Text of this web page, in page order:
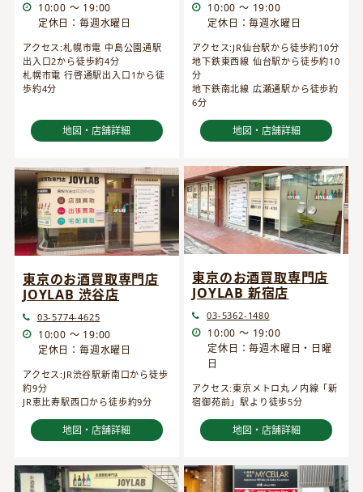
10:00 ～ 19:00
定休日：毎週水曜日
アクセス:札幌市電 中島公園通駅
出入口2から徒歩約4分
札幌市電 行啓通駅出入口1から徒
歩約4分
地図・店舗詳細
10:00 ～ 19:00
定休日：毎週水曜日
アクセス:JR仙台駅から徒歩約10分
地下鉄東西線 仙台駅から徒歩約10
分
地下鉄南北線 広瀬通駅から徒歩約
6分
地図・店舗詳細
東京のお酒買取専門店
JOYLAB 渋谷店
03-5774-4625
10:00 ～ 19:00
定休日：毎週水曜日
アクセス:JR渋谷駅新南口から徒歩
約9分
JR恵比寿駅西口から徒歩約9分
地図・店舗詳細
東京のお酒買取専門店
JOYLAB 新宿店
03-5362-1480
10:00 ～ 19:00
定休日：毎週木曜日・日曜
日
アクセス:東京メトロ丸ノ内線「新
宿御苑前」駅より徒歩5分
地図・店舗詳細